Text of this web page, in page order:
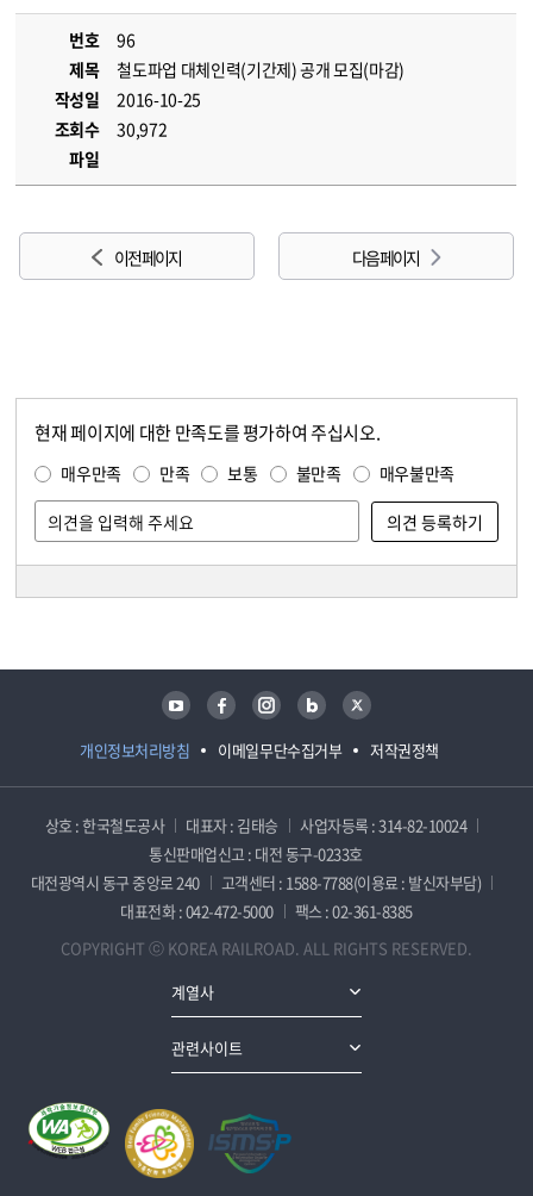
번호
96
제목
철도파업 대체인력(기간제) 공개 모집(마감)
작성일
2016-10-25
조회수
30,972
파일
이전 페이지 다음 페이지
현재 페이지에 대한 만족도를 평가하여 주십시오.
매우만족 만족 보통 불만족 매우불만족
개인정보처리방침 이메일무단수집거부 저작권정책
유튜브 페이스북 인스타그램 블로그 트위터
상호 : 한국철도공사 대표자 : 김태승
사업자등록 : 314-82-10024
통신판매업신고 : 대전 동구-0233호
대전광역시 동구 중앙로 240
고객센터 : 1588-7788(이용료 : 발신자부담)
대표전화 : 042-472-5000
팩스 : 02-361-8385
COPYRIGHT ⓒ KOREA RAILROAD. ALL RIGHTS RESERVED.
계열사
관련사이트